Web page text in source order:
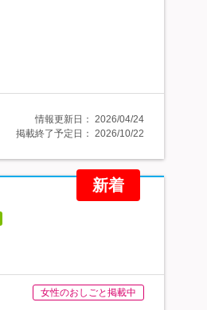
情報更新日： 2026/04/24
掲載終了予定日： 2026/10/22
新着
女性のおしごと掲載中